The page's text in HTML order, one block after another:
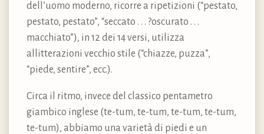
dell’uomo moderno, ricorre a ripetizioni (“pestato,
pestato, pestato”, “seccato . . . ?oscurato . . .
macchiato”), in 12 dei 14 versi, utilizza
allitterazioni vecchio stile (“chiazze, puzza”,
“piede, sentire”, ecc.).
Circa il ritmo, invece del classico pentametro
giambico inglese (te-tum, te-tum, te-tum, te-tum,
te-tum), abbiamo una varietà di piedi e un